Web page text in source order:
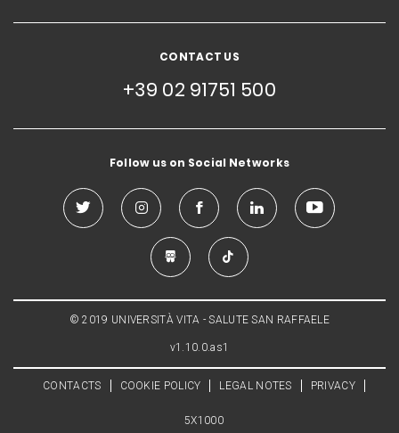
CONTACT US
+39 02 91751 500
Follow us on Social Networks
© 2019 UNIVERSITÀ VITA - SALUTE SAN RAFFAELE
v1.10.0.as1
CONTACTS COOKIE POLICY LEGAL NOTES PRIVACY
5X1000